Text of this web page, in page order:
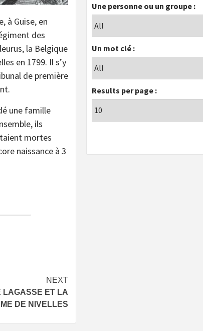
à Guise, en
des
la Belgique
en 1799. Il s’y
de première
une famille
ils
mortes
naissance à 3
NEXT
LAGASSE ET LA
DE NIVELLES
Une personne ou un groupe :
Un mot clé :
Results per page :